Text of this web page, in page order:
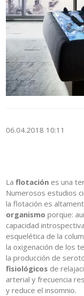
06.04.2018 10:11
La flotación es una
Numerosos estudios
la flotación es
organismo porque:
capacidad
esquelética de la
la oxigenación de los
la producción de
fisiológicos de
arterial y frecuencia
y reduce el insomnio.